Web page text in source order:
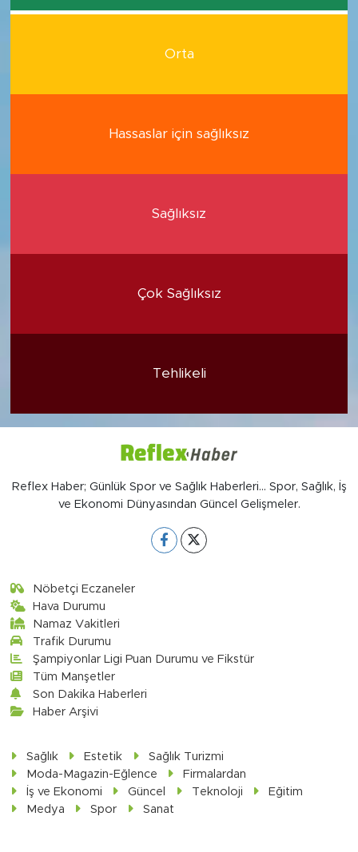
Orta
Hassaslar için sağlıksız
Sağlıksız
Çok Sağlıksız
Tehlikeli
Reflex Haber; Günlük Spor ve Sağlık Haberleri... Spor, Sağlık, İş
ve Ekonomi Dünyasından Güncel Gelişmeler.
Nöbetçi Eczaneler
Hava Durumu
Namaz Vakitleri
Trafik Durumu
Şampiyonlar Ligi Puan Durumu ve Fikstür
Tüm Manşetler
Son Dakika Haberleri
Haber Arşivi
Sağlık Estetik
Sağlık Turizmi
Moda-Magazin-Eğlence
Firmalardan
İş ve Ekonomi
Güncel Teknoloji
Eğitim
Medya
Spor Sanat